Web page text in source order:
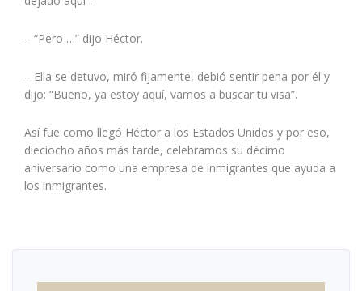
– “Pero …” dijo Héctor.
– Ella se detuvo, miró fijamente, debió sentir pena por él y
dijo: “Bueno, ya estoy aquí, vamos a buscar tu visa”.
Así fue como llegó Héctor a los Estados Unidos y por eso,
dieciocho años más tarde, celebramos su décimo
aniversario como una empresa de inmigrantes que ayuda a
los inmigrantes.